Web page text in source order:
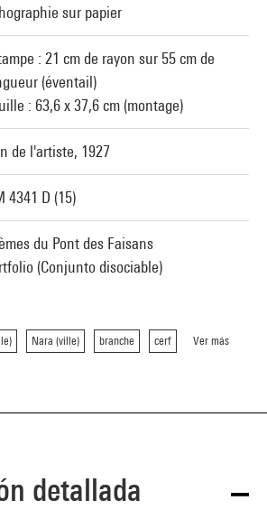
sur papier
: 21 cm de rayon sur 55 cm de
(éventail)
: 63,6 x 37,6 cm (montage)
de l'artiste, 1927
4341 D (15)
du Pont des Faisans
(Conjunto disociable)
Nara (ville) branche cerf Ver más
detallada